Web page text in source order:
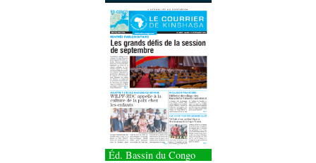
Éd. Bassin du Congo